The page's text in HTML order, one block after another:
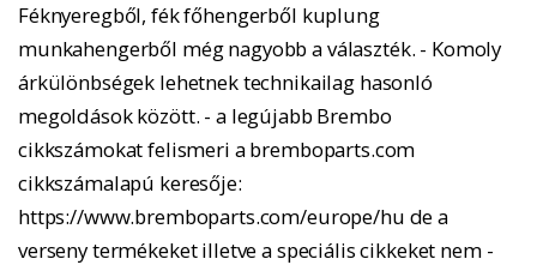
Féknyeregből, fék főhengerből kuplung
munkahengerből még nagyobb a választék. - Komoly
árkülönbségek lehetnek technikailag hasonló
megoldások között. - a legújabb Brembo
cikkszámokat felismeri a bremboparts.com
cikkszámalapú keresője:
https://www.bremboparts.com/europe/hu de a
verseny termékeket illetve a speciális cikkeket nem -